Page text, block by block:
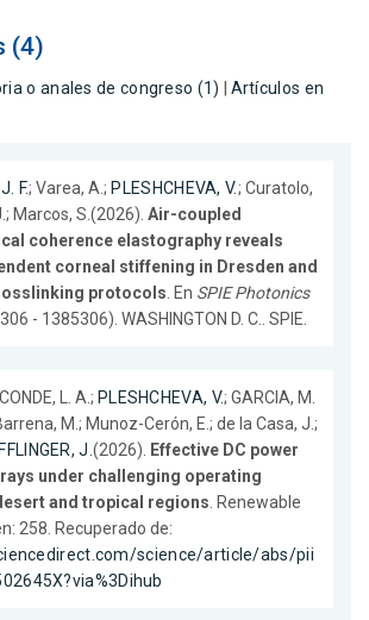
(4)
o anales de congreso (1)
Artículos en
F.; Varea, A.; PLESHCHEVA, V.; Curatolo,
Marcos, S.(2026). Air-coupled
coherence elastography reveals
corneal stiffening in Dresden and
protocols . En SPIE Photonics
- 1385306). WASHINGTON D. C.. SPIE.
L. A.; PLESHCHEVA, V.; GARCIA, M.
M.; Munoz-Cerón, E.; de la Casa, J.;
J. (2026).
Effective DC power
under challenging operating
and tropical regions . Renewable
258. Recuperado de:
science/article/abs/pii